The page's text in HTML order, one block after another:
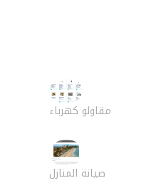
مقاولو كهرباء
صيانة المنازل